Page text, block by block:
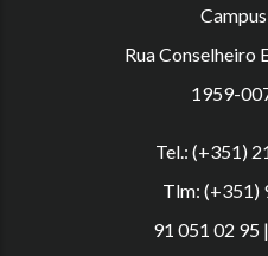
Rua Conselheiro
1959-
Tel.: (+351)
Tlm: (+351)
91 051 02 95